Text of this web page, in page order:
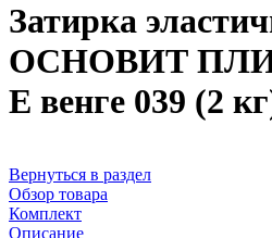
Затирка
ОСНОВИТ
E венге 039 (2
Вернуться в раздел
Обзор товара
Комплект
Описание